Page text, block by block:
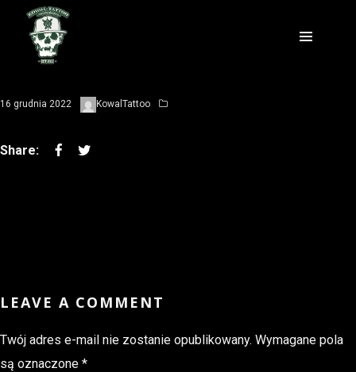
16 grudnia 2022 KowalTattoo
LEAVE A COMMENT
Twój adres e-mail nie zostanie opublikowany. Wymagane pola
są oznaczone *